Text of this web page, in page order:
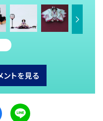
ントを見る